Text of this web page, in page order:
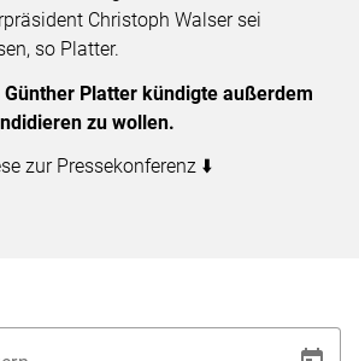
Christoph Walser sei
so Platter.
Platter kündigte außerdem
zu wollen.
zur Pressekonferenz ⬇️